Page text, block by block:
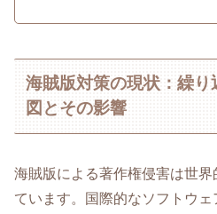
海賊版対策の現状：繰
図とその影響
海賊版による著作権侵害は世
ています。国際的なソフトウ